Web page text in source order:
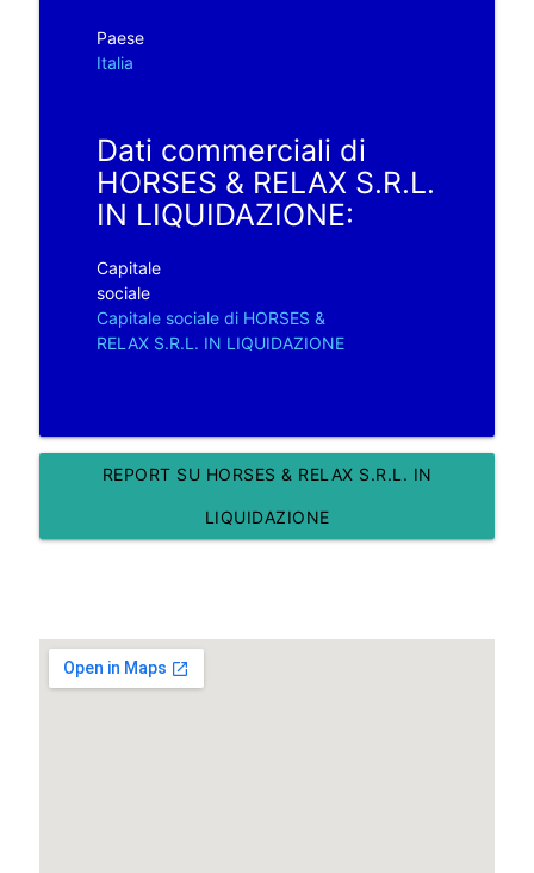
Paese
Italia
Dati commerciali di
HORSES & RELAX S.R.L.
IN LIQUIDAZIONE:
Capitale
sociale
Capitale sociale di HORSES &
RELAX S.R.L. IN LIQUIDAZIONE
REPORT SU HORSES & RELAX S.R.L. IN
LIQUIDAZIONE